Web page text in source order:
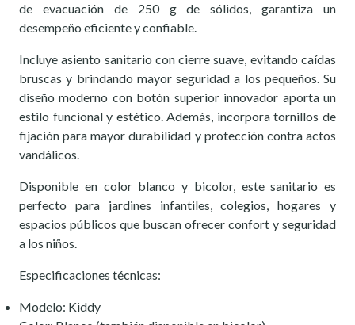
de evacuación de 250 g de sólidos, garantiza un
desempeño eficiente y confiable.
Incluye asiento sanitario con cierre suave, evitando caídas
bruscas y brindando mayor seguridad a los pequeños. Su
diseño moderno con botón superior innovador aporta un
estilo funcional y estético. Además, incorpora tornillos de
fijación para mayor durabilidad y protección contra actos
vandálicos.
Disponible en color blanco y bicolor, este sanitario es
perfecto para jardines infantiles, colegios, hogares y
espacios públicos que buscan ofrecer confort y seguridad
a los niños.
Especificaciones técnicas:
Modelo: Kiddy